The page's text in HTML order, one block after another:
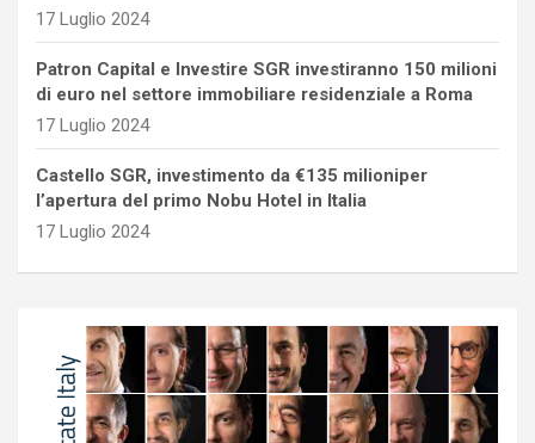
17 Luglio 2024
Patron Capital e Investire SGR investiranno 150 milioni
di euro nel settore immobiliare residenziale a Roma
17 Luglio 2024
Castello SGR, investimento da €135 milioniper
l’apertura del primo Nobu Hotel in Italia
17 Luglio 2024